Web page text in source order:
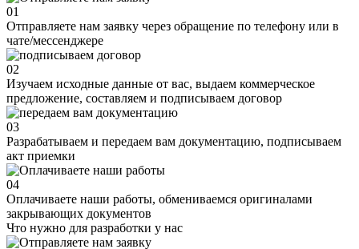
01
Отправляете нам заявку через обращение по телефону или в
чате/мессенджере
02
Изучаем исходные данные от вас, выдаем коммерческое
предложение, составляем и подписываем договор
03
Разрабатываем и передаем вам документацию, подписываем
акт приемки
04
Оплачиваете наши работы, обмениваемся оригиналами
закрывающих документов
Что нужно для разработки у нас